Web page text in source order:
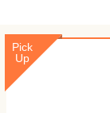
Pick
Up